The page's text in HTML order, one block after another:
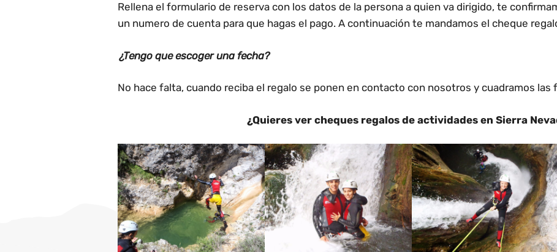
Rellena el formulario de reserva con los datos de la persona a quien va dirigido, te
un numero de cuenta para que hagas el pago. A continuación te mandamos el cheque
¿Tengo que escoger una fecha?
No hace falta, cuando reciba el regalo se ponen en contacto con nosotros y cuadramos las
¿Quieres ver cheques regalos de actividades en Sierra